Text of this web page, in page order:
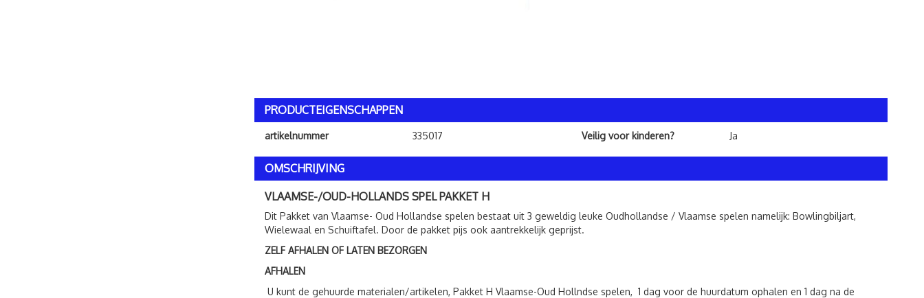
PRODUCTEIGENSCHAPPEN
artikelnummer 335017 Veilig voor kinderen? Ja
OMSCHRIJVING
VLAAMSE-/OUD-HOLLANDS SPEL PAKKET H
Dit Pakket van Vlaamse- Oud Hollandse spelen bestaat uit 3 geweldig leuke Oudhollandse / Vlaamse spelen namelijk: Bowlingbiljart,
Wielewaal en Schuiftafel. Door de pakket pijs ook aantrekkelijk geprijst.
ZELF AFHALEN OF LATEN BEZORGEN
AFHALEN
U kunt de gehuurde materialen/artikelen, Pakket H Vlaamse-Oud Hollndse spelen, 1 dag voor de huurdatum ophalen en 1 dag na de